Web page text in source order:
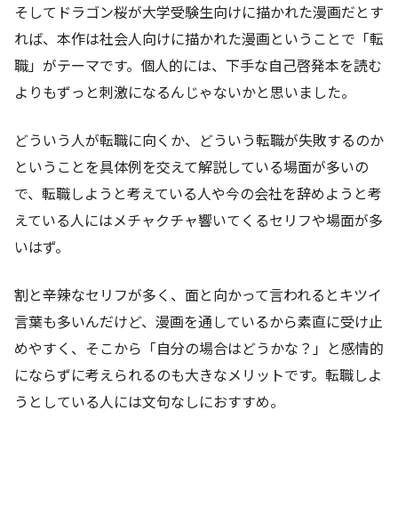
そしてドラゴン桜が大学受験生向けに描かれた漫画だとす
れば、本作は社会人向けに描かれた漫画ということで「転
職」がテーマです。個人的には、下手な自己啓発本を読む
よりもずっと刺激になるんじゃないかと思いました。
どういう人が転職に向くか、どういう転職が失敗するのか
ということを具体例を交えて解説している場面が多いの
で、転職しようと考えている人や今の会社を辞めようと考
えている人にはメチャクチャ響いてくるセリフや場面が多
いはず。
割と辛辣なセリフが多く、面と向かって言われるとキツイ
言葉も多いんだけど、漫画を通しているから素直に受け止
めやすく、そこから「自分の場合はどうかな？」と感情的
にならずに考えられるのも大きなメリットです。転職しよ
うとしている人には文句なしにおすすめ。